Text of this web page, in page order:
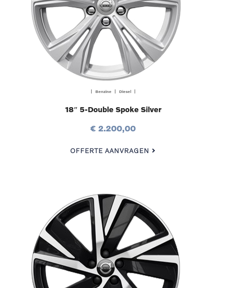
| Benzine | Diesel |
18″ 5-Double Spoke Silver
€ 2.200,00
OFFERTE AANVRAGEN